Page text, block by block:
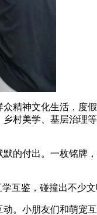
神文化生活，度假
村美学、基层治理
付出。一枚铭牌
鉴，碰撞出不少文
小朋友们和萌宠